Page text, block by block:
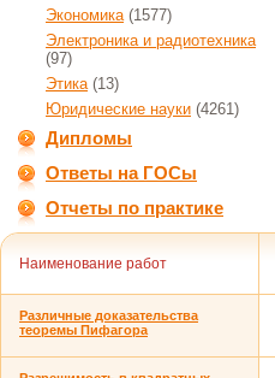
Экономика(1577)
Электроника и радиотехника
(97)
Этика(13)
Юридические науки (4261)
Дипломы
Ответы на ГОСы
Отчеты по практике
Наименование работ
Различные доказательства
теоремы Пифагора